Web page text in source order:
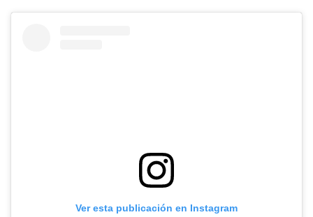
Ver esta publicación en Instagram